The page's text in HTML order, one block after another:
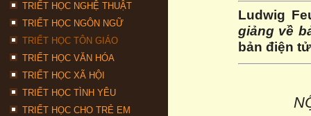
TRIẾT HỌC NGHỆ THUẬT
TRIẾT HỌC NGÔN NGỮ
TRIẾT HỌC TÔN GIÁO
TRIẾT HỌC VĂN HÓA
TRIẾT HỌC XÃ HỘI
TRIẾT HỌC TÌNH YÊU
TRIẾT HỌC CHO TRẺ EM
Ludwig
giảng về
bản điện